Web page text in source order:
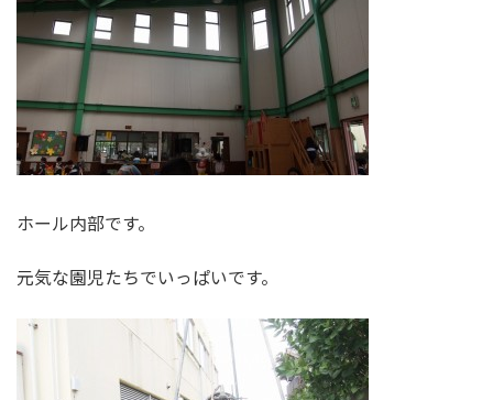
ホール内部です。
元気な園児たちでいっぱいです。